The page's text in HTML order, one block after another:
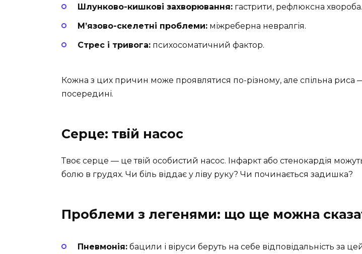
Шлунково-кишкові захворювання: гастрити, рефлюксна хвороба.
М’язово-скелетні проблеми: міжреберна невралгія.
Стрес і тривога: психосоматичний фактор.
Кожна з цих причин може проявлятися по-різному, але спільна риса
посередині.
Серце: твій насос
Твоє серце — це твій особистий насос. Інфаркт або стенокардія
болю в грудях. Чи біль віддає у ліву руку? Чи починається задишка?
Проблеми з легенями: що ще можна
Пневмонія: бацили і віруси беруть на себе відповідальність за